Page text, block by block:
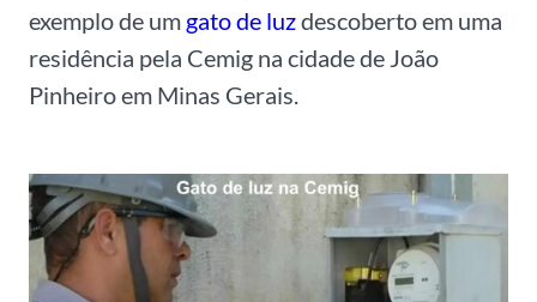
exemplo de um gato de luzdescoberto em uma
residência pela Cemig na cidade de João
Pinheiro em Minas Gerais.